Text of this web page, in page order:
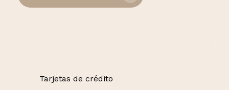
Tarjetas de crédito